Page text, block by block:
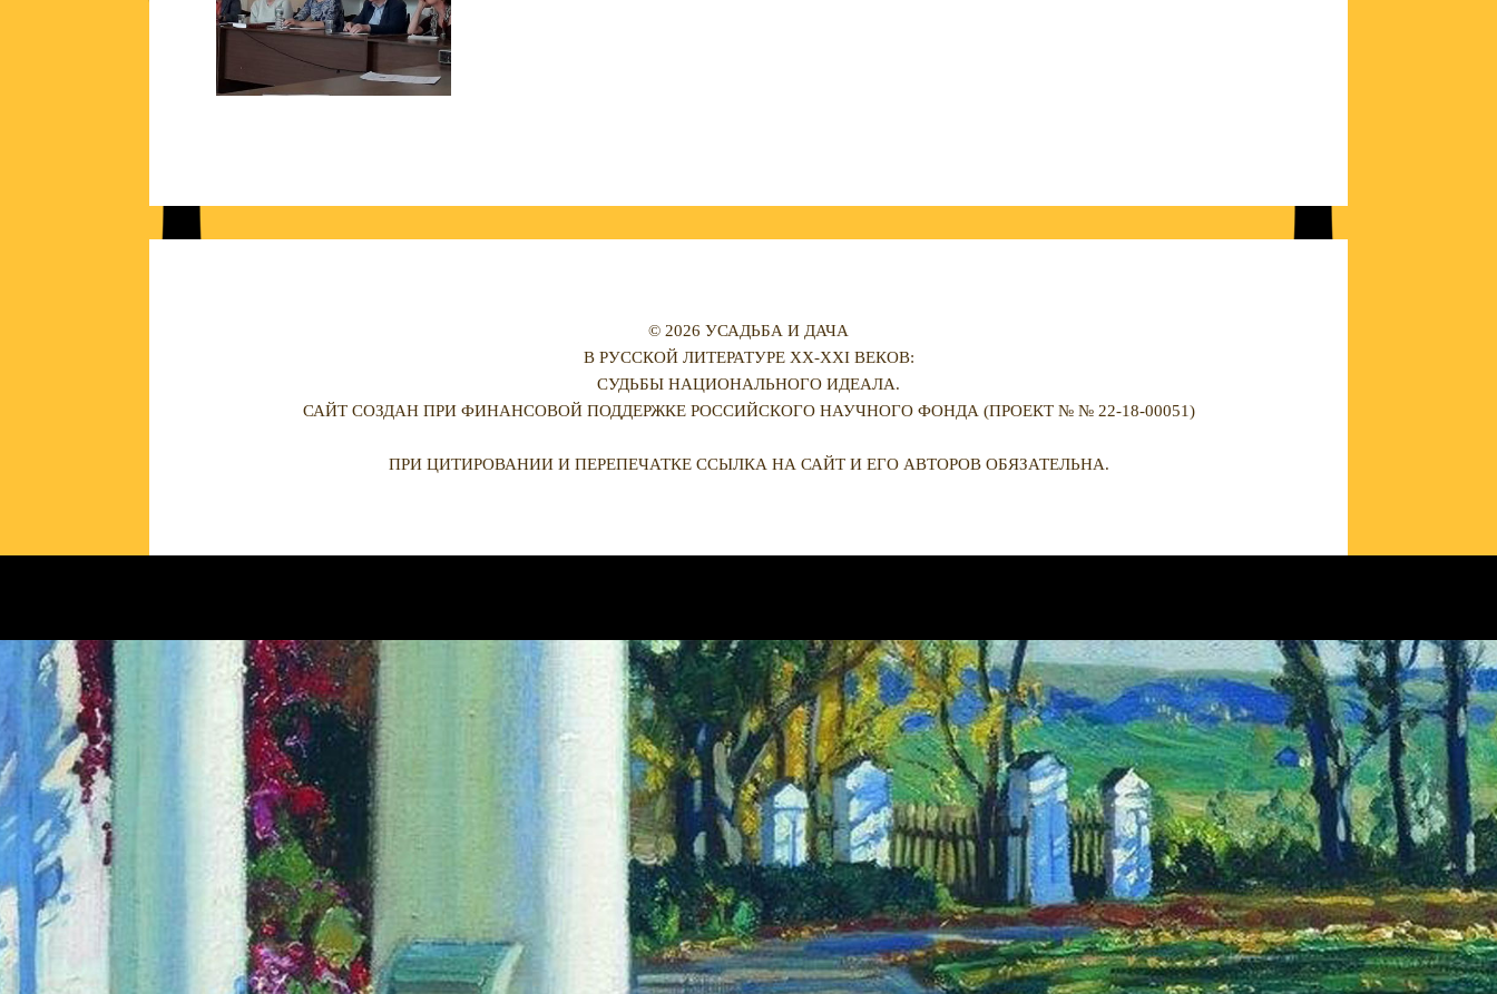
© 2026 УСАДЬБА И ДАЧА
В РУССКОЙ ЛИТЕРАТУРЕ XX-XXI ВЕКОВ:
СУДЬБЫ НАЦИОНАЛЬНОГО ИДЕАЛА.
САЙТ СОЗДАН ПРИ ФИНАНСОВОЙ ПОДДЕРЖКЕ РОССИЙСКОГО НАУЧНОГО ФОНДА (ПРОЕКТ № № 22-18-00051)
ПРИ ЦИТИРОВАНИИ И ПЕРЕПЕЧАТКЕ ССЫЛКА НА САЙТ И ЕГО АВТОРОВ ОБЯЗАТЕЛЬНА.